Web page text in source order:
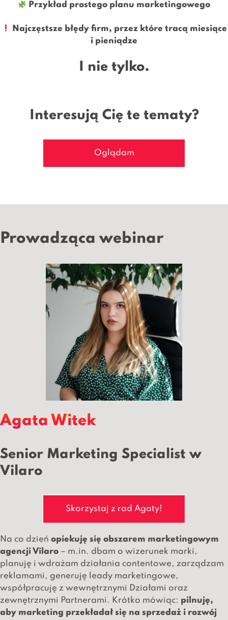
Przykład prostego planu marketingowego
Najczęstsze błędy firm, przez które tracą miesiące
i pieniądze
I nie tylko.
Interesują Cię te tematy?
Oglądam
Prowadząca webinar
Agata Witek
Senior Marketing Specialist w
Vilaro
Skorzystaj z rad Agaty!
Na co dzień opiekuję się obszarem marketingowym
agencji Vilaro – m.in. dbam o wizerunek marki,
planuję i wdrażam działania contentowe, zarządzam
reklamami, generuję leady marketingowe,
współpracuję z wewnętrznymi Działami oraz
zewnętrznymi Partnerami. Krótko mówiąc: pilnuję,
aby marketing przekładał się na sprzedaż i rozwój